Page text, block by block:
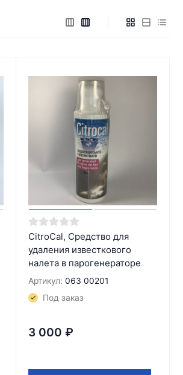
CitroCal, Средство для
удаления известкового
налета в парогенераторе
Артикул: 063 00201
Под заказ
3 000 ₽